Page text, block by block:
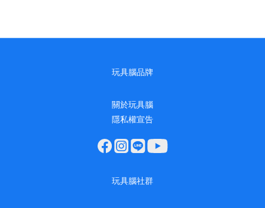
玩具腦品牌
關於玩具腦
隱私權宣告
玩具腦社群